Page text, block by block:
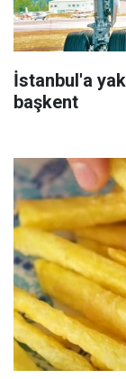
İstanbul'a
başkent